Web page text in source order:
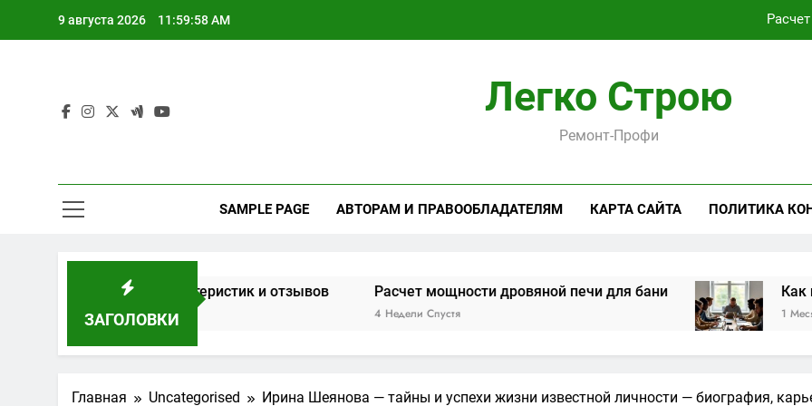
9 августа 2026 11:59:59 AM
Виртуальная платёжная карта за 5 минут без
Критерии выбора пластиковых окон
Как проходит практическая подготовка по
Легко Строю
Ремонт-Профи
SAMPLE PAGE АВТОРАМ И ПРАВООБЛАДАТЕЛЯМ КАРТА САЙТА ПОЛИТИКА
ЗАГОЛОВКИ
основе характеристик и отзывов Расчет мощности дровяной печи для бани
4 Недели Спустя
Как проходит
1 Месяц Спустя
Главная Uncategorised Ирина Шеянова — тайны и успехи жизни известной личности — биография,